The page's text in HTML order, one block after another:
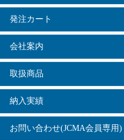
発注カート
会社案内
取扱商品
納入実績
お問い合わせ(JCMA会員専用)